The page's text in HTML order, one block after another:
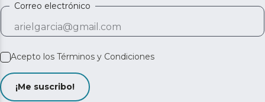
Correo electrónico
Acepto los Términos y Condiciones
¡Me suscribo!